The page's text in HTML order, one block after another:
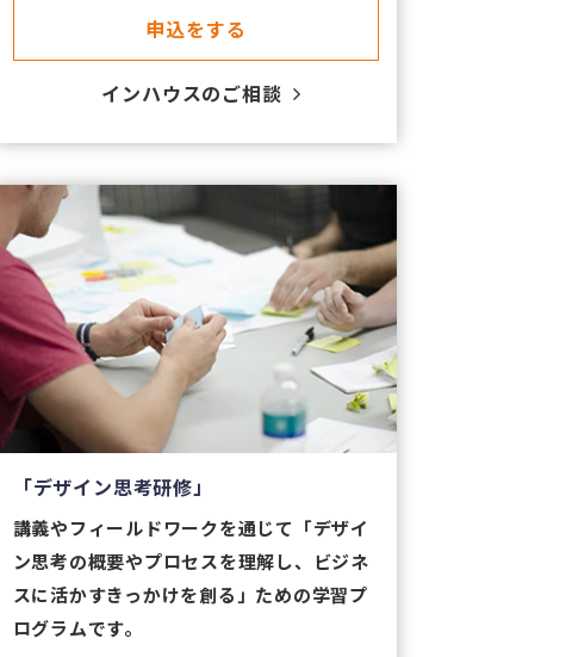
​申込をする
​インハウスのご相談
「デザイン思考研修」
講義やフィールドワークを通じて「デザイ
ン思考の概要やプロセスを理解し、ビジネ
スに活かすきっかけを創る」ための学習プ
ログラムです。